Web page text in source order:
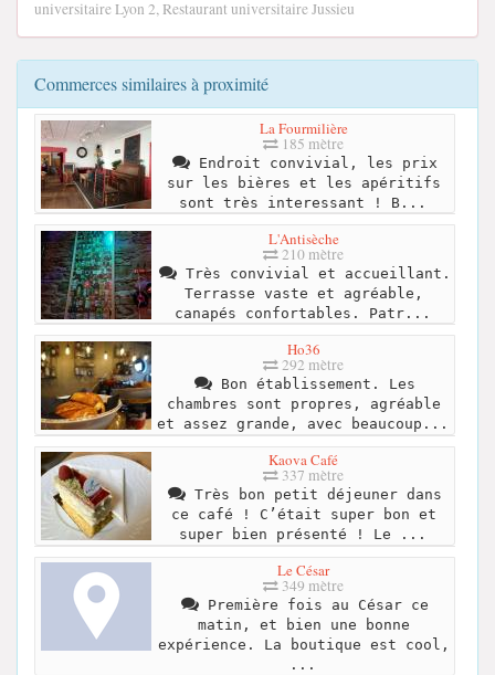
universitaire Lyon 2, Restaurant universitaire Jussieu
Commerces similaires à proximité
La Fourmilière
185 mètre
Endroit convivial, les prix
sur les bières et les apéritifs
sont très interessant ! B...
L'Antisèche
210 mètre
Très convivial et accueillant.
Terrasse vaste et agréable,
canapés confortables. Patr...
Ho36
292 mètre
Bon établissement. Les
chambres sont propres, agréable
et assez grande, avec beaucoup...
Kaova Café
337 mètre
Très bon petit déjeuner dans
ce café ! C’était super bon et
super bien présenté ! Le ...
Le César
349 mètre
Première fois au César ce
matin, et bien une bonne
expérience. La boutique est cool,
...